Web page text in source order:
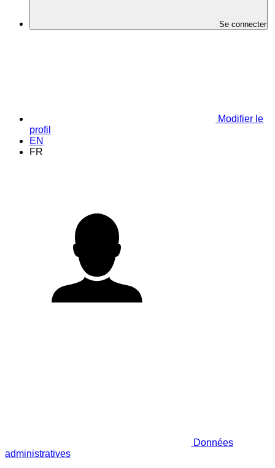
Se connecter
Modifier le
profil
EN
FR
Données
administratives